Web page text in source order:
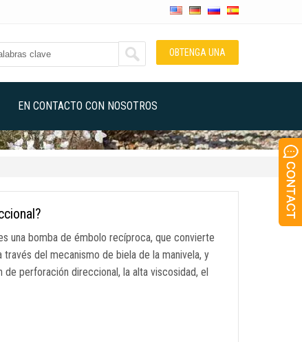
OBTENGA UNA
EN CONTACTO CON NOSOTROS
una bomba de émbolo recíproca, que convierte
del mecanismo de biela de la manivela, y
perforación direccional, la alta viscosidad, el